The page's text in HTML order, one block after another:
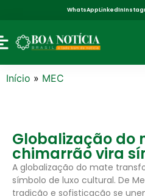
WhatsAppLinkedIn
Início » MEC
Globalização do
chimarrão vira
A globalização do mate
símbolo de luxo cultural. De
tradição e sofisticação se